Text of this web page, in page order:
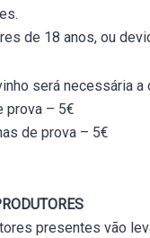
de 18 anos, ou
será necessária
prova – 5€
de prova – 5€
presentes vão